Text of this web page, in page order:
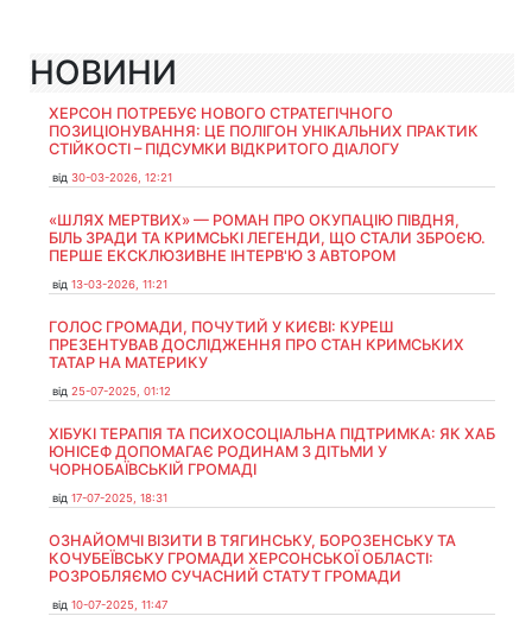
НОВИНИ
ХЕРСОН ПОТРЕБУЄ НОВОГО СТРАТЕГІЧНОГО
ПОЗИЦІОНУВАННЯ: ЦЕ ПОЛІГОН УНІКАЛЬНИХ ПРАКТИК
СТІЙКОСТІ – ПІДСУМКИ ВІДКРИТОГО ДІАЛОГУ
від 30-03-2026, 12:21
«ШЛЯХ МЕРТВИХ» — РОМАН ПРО ОКУПАЦІЮ ПІВДНЯ,
БІЛЬ ЗРАДИ ТА КРИМСЬКІ ЛЕГЕНДИ, ЩО СТАЛИ ЗБРОЄЮ.
ПЕРШЕ ЕКСКЛЮЗИВНЕ ІНТЕРВ'Ю З АВТОРОМ
від 13-03-2026, 11:21
ГОЛОС ГРОМАДИ, ПОЧУТИЙ У КИЄВІ: КУРЕШ
ПРЕЗЕНТУВАВ ДОСЛІДЖЕННЯ ПРО СТАН КРИМСЬКИХ
ТАТАР НА МАТЕРИКУ
від 25-07-2025, 01:12
ХІБУКІ ТЕРАПІЯ ТА ПСИХОСОЦІАЛЬНА ПІДТРИМКА: ЯК ХАБ
ЮНІСЕФ ДОПОМАГАЄ РОДИНАМ З ДІТЬМИ У
ЧОРНОБАЇВСЬКІЙ ГРОМАДІ
від 17-07-2025, 18:31
ОЗНАЙОМЧІ ВІЗИТИ В ТЯГИНСЬКУ, БОРОЗЕНСЬКУ ТА
КОЧУБЕЇВСЬКУ ГРОМАДИ ХЕРСОНСЬКОЇ ОБЛАСТІ:
РОЗРОБЛЯЄМО СУЧАСНИЙ СТАТУТ ГРОМАДИ
від 10-07-2025, 11:47